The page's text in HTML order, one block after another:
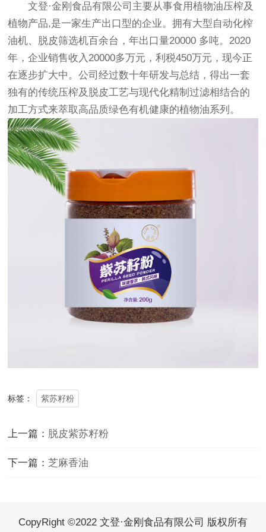
文登·金刚食品有限公司主要从事食用植物油压榨及
植物产品,是一家生产出口型的企业。拥有大型自动化榨
油机、脱皮筛选机百余台，年出口量20000 多吨。2020
年，企业销售收入20000多万元，利税450万元，现今正
在逐步扩大中。公司经过数十年研发与总结，得出一套
独有的传统压榨及脱皮工艺与现代化精制过滤相结合的
加工方式来萃取高品质绿色有机健康的植物油系列。
标签： 紫苏籽粉
上一篇： 脱皮紫苏籽粉
下一篇：芝麻香油
CopyRight ©2022 文登·金刚食品有限公司 版权所有